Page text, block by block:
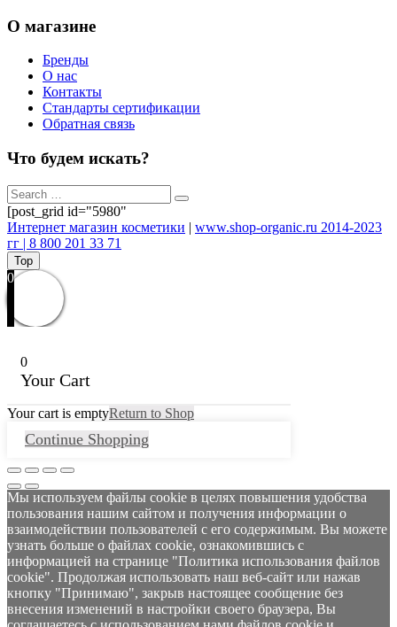
О магазине
Бренды
О нас
Контакты
Стандарты сертификации
Обратная связь
Что будем искать?
[post_grid id="5980"
Интернет магазин косметики | www.shop-organic.ru 2014-2023
гг | 8 800 201 33 71
Top
0
0
Your Cart
Your cart is emptyReturn to Shop
Continue Shopping
Мы используем файлы cookie в целях повышения удобства
пользования нашим сайтом и получения информации о
взаимодействии пользователей с его содержимым. Вы можете
узнать больше о файлах cookie, ознакомившись с
информацией на странице "Политика использования файлов
cookie". Продолжая использовать наш веб-сайт или нажав
кнопку "Принимаю", закрыв настоящее сообщение без
внесения изменений в настройки своего браузера, Вы